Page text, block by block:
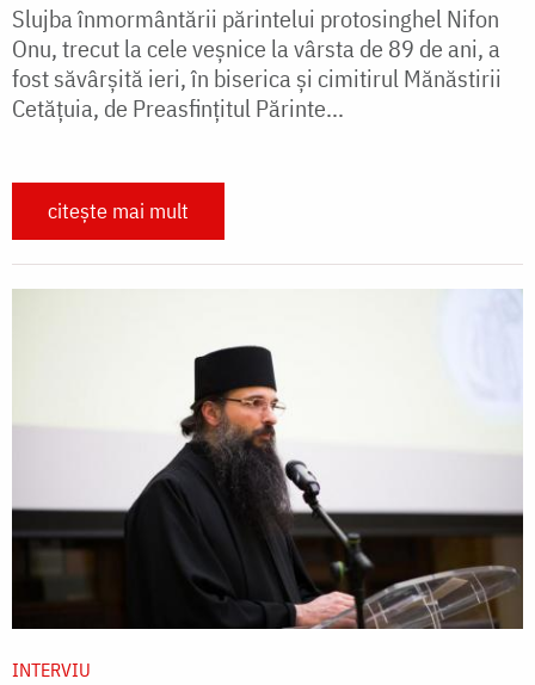
Slujba înmormântării părintelui protosinghel Nifon
Onu, trecut la cele veșnice la vârsta de 89 de ani, a
fost săvârșită ieri, în biserica şi cimitirul Mănăstirii
Cetăţuia, de Preasfințitul Părinte...
citește mai mult
INTERVIU